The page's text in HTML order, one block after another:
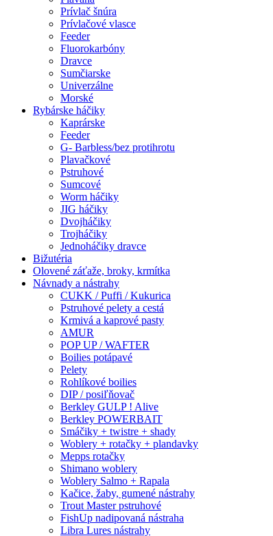
Prívlač šnúra
Prívlačové vlasce
Feeder
Fluorokarbóny
Dravce
Sumčiarske
Univerzálne
Morské
Rybárske háčiky
Kaprárske
Feeder
G- Barbless/bez protihrotu
Plavačkové
Pstruhové
Sumcové
Worm háčiky
JIG háčiky
Dvojháčiky
Trojháčiky
Jednoháčiky dravce
Bižutéria
Olovené záťaže, broky, krmítka
Návnady a nástrahy
CUKK / Puffi / Kukurica
Pstruhové pelety a cestá
Krmivá a kaprové pasty
AMUR
POP UP / WAFTER
Boilies potápavé
Pelety
Rohlíkové boilies
DIP / posiľňovač
Berkley GULP ! Alive
Berkley POWERBAIT
Smáčiky + twistre + shady
Woblery + rotačky + plandavky
Mepps rotačky
Shimano woblery
Woblery Salmo + Rapala
Kačice, žaby, gumené nástrahy
Trout Master pstruhové
FishUp nadipovaná nástraha
Libra Lures nástrahy